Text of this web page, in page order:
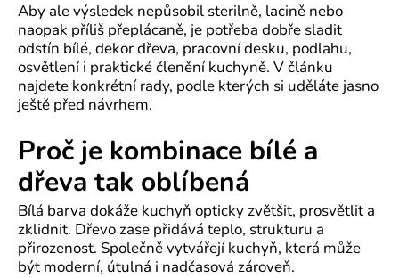
Aby ale výsledek nepůsobil sterilně, lacině nebo
naopak příliš přeplácaně, je potřeba dobře sladit
odstín bílé, dekor dřeva, pracovní desku, podlahu,
osvětlení i praktické členění kuchyně. V článku
najdete konkrétní rady, podle kterých si uděláte jasno
ještě před návrhem.
Proč je kombinace bílé a
dřeva tak oblíbená
Bílá barva dokáže kuchyň opticky zvětšit, prosvětlit a
zklidnit. Dřevo zase přidává teplo, strukturu a
přirozenost. Společně vytvářejí kuchyň, která může
být moderní, útulná i nadčasová zároveň.